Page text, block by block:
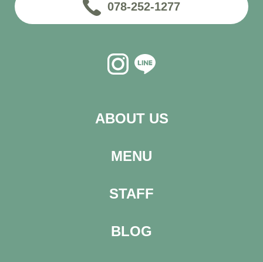
078-252-1277
ABOUT US
MENU
STAFF
BLOG